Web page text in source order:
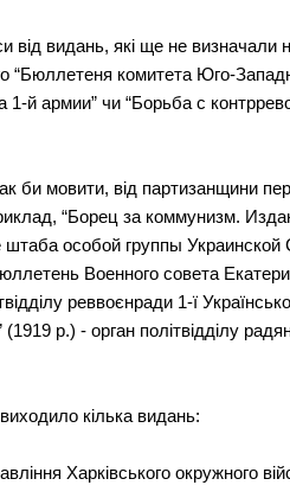
від видань, які ще не
“Бюллетеня комитета Юго-
1-й армии” чи “Борьба с
би мовити, від партизанщини
“Борец за коммунизм.
особой группы Украинской
Военного совета
реввоєнради 1-ї
р.) - орган політвідділу
кілька видань:
Харківського окружного